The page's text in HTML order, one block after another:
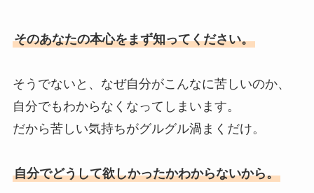
そのあなたの本心をまず知ってください。
そうでないと、なぜ自分がこんなに苦しいのか、
自分でもわからなくなってしまいます。
だから苦しい気持ちがグルグル渦まくだけ。
自分でどうして欲しかったかわからないから。